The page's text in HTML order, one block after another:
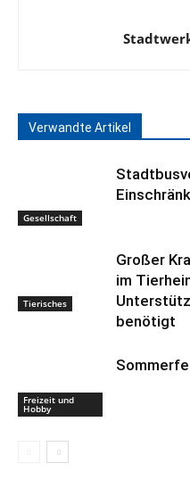
Verwandte Artikel
Gesellschaft
Tierisches
Großer
im
benötigt
Freizeit und
Hobby